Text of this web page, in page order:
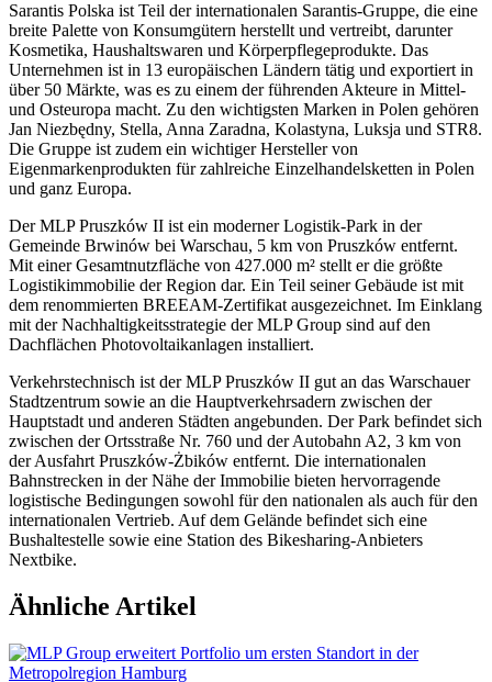
Sarantis Polska ist Teil der internationalen Sarantis-Gruppe, die eine
breite Palette von Konsumgütern herstellt und vertreibt, darunter
Kosmetika, Haushaltswaren und Körperpflegeprodukte. Das
Unternehmen ist in 13 europäischen Ländern tätig und exportiert in
über 50 Märkte, was es zu einem der führenden Akteure in Mittel-
und Osteuropa macht. Zu den wichtigsten Marken in Polen gehören
Jan Niezbędny, Stella, Anna Zaradna, Kolastyna, Luksja und STR8.
Die Gruppe ist zudem ein wichtiger Hersteller von
Eigenmarkenprodukten für zahlreiche Einzelhandelsketten in Polen
und ganz Europa.
Der MLP Pruszków II ist ein moderner Logistik-Park in der
Gemeinde Brwinów bei Warschau, 5 km von Pruszków entfernt.
Mit einer Gesamtnutzfläche von 427.000 m² stellt er die größte
Logistikimmobilie der Region dar. Ein Teil seiner Gebäude ist mit
dem renommierten BREEAM-Zertifikat ausgezeichnet. Im Einklang
mit der Nachhaltigkeitsstrategie der MLP Group sind auf den
Dachflächen Photovoltaikanlagen installiert.
Verkehrstechnisch ist der MLP Pruszków II gut an das Warschauer
Stadtzentrum sowie an die Hauptverkehrsadern zwischen der
Hauptstadt und anderen Städten angebunden. Der Park befindet sich
zwischen der Ortsstraße Nr. 760 und der Autobahn A2, 3 km von
der Ausfahrt Pruszków-Żbików entfernt. Die internationalen
Bahnstrecken in der Nähe der Immobilie bieten hervorragende
logistische Bedingungen sowohl für den nationalen als auch für den
internationalen Vertrieb. Auf dem Gelände befindet sich eine
Bushaltestelle sowie eine Station des Bikesharing-Anbieters
Nextbike.
Ähnliche Artikel